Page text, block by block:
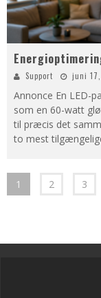
Support juni
Annonce En LED-
som en 60-watt
til præcis det
to mest
1 2 3